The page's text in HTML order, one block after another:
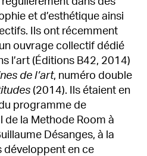
et d’esthétique ainsi
Ils ont récemment
ouvrage collectif dédié
l’art (Éditions B42, 2014)
de l’art, numéro double
(2014). Ils étaient en
programme de
de la Methode Room à
Désanges, à la
développent en ce